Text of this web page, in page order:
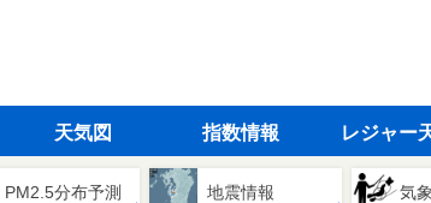
天気図 指数情報 レジャー
PM2.5分布予測 地震情報 気